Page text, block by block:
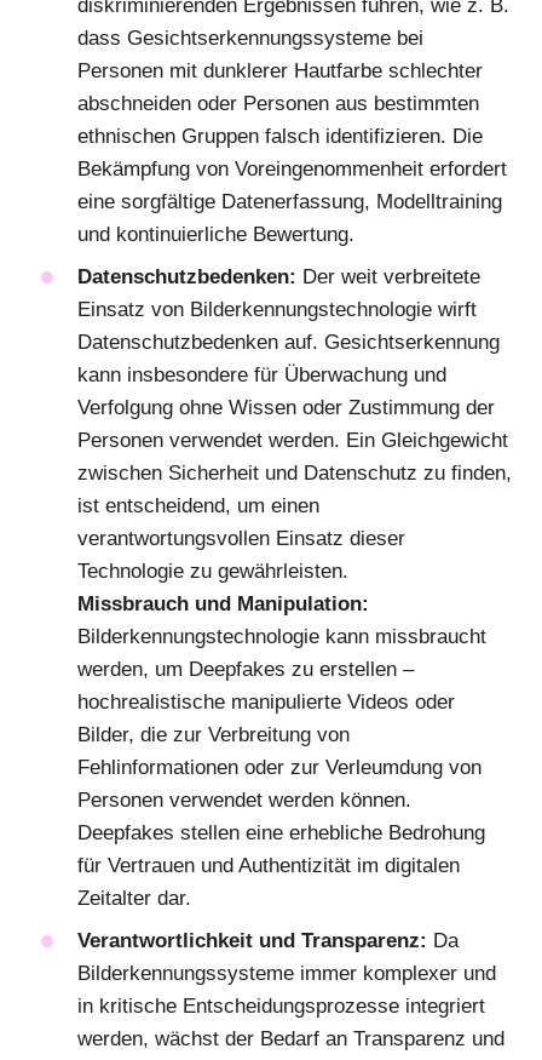
diskriminierenden Ergebnissen führen, wie z. B.
dass Gesichtserkennungssysteme bei
Personen mit dunklerer Hautfarbe schlechter
abschneiden oder Personen aus bestimmten
ethnischen Gruppen falsch identifizieren. Die
Bekämpfung von Voreingenommenheit erfordert
eine sorgfältige Datenerfassung, Modelltraining
und kontinuierliche Bewertung.
Datenschutzbedenken: Der weit verbreitete
Einsatz von Bilderkennungstechnologie wirft
Datenschutzbedenken auf. Gesichtserkennung
kann insbesondere für Überwachung und
Verfolgung ohne Wissen oder Zustimmung der
Personen verwendet werden. Ein Gleichgewicht
zwischen Sicherheit und Datenschutz zu finden,
ist entscheidend, um einen
verantwortungsvollen Einsatz dieser
Technologie zu gewährleisten.
Missbrauch und Manipulation:
Bilderkennungstechnologie kann missbraucht
werden, um Deepfakes zu erstellen –
hochrealistische manipulierte Videos oder
Bilder, die zur Verbreitung von
Fehlinformationen oder zur Verleumdung von
Personen verwendet werden können.
Deepfakes stellen eine erhebliche Bedrohung
für Vertrauen und Authentizität im digitalen
Zeitalter dar.
Verantwortlichkeit und Transparenz: Da
Bilderkennungssysteme immer komplexer und
in kritische Entscheidungsprozesse integriert
werden, wächst der Bedarf an Transparenz und